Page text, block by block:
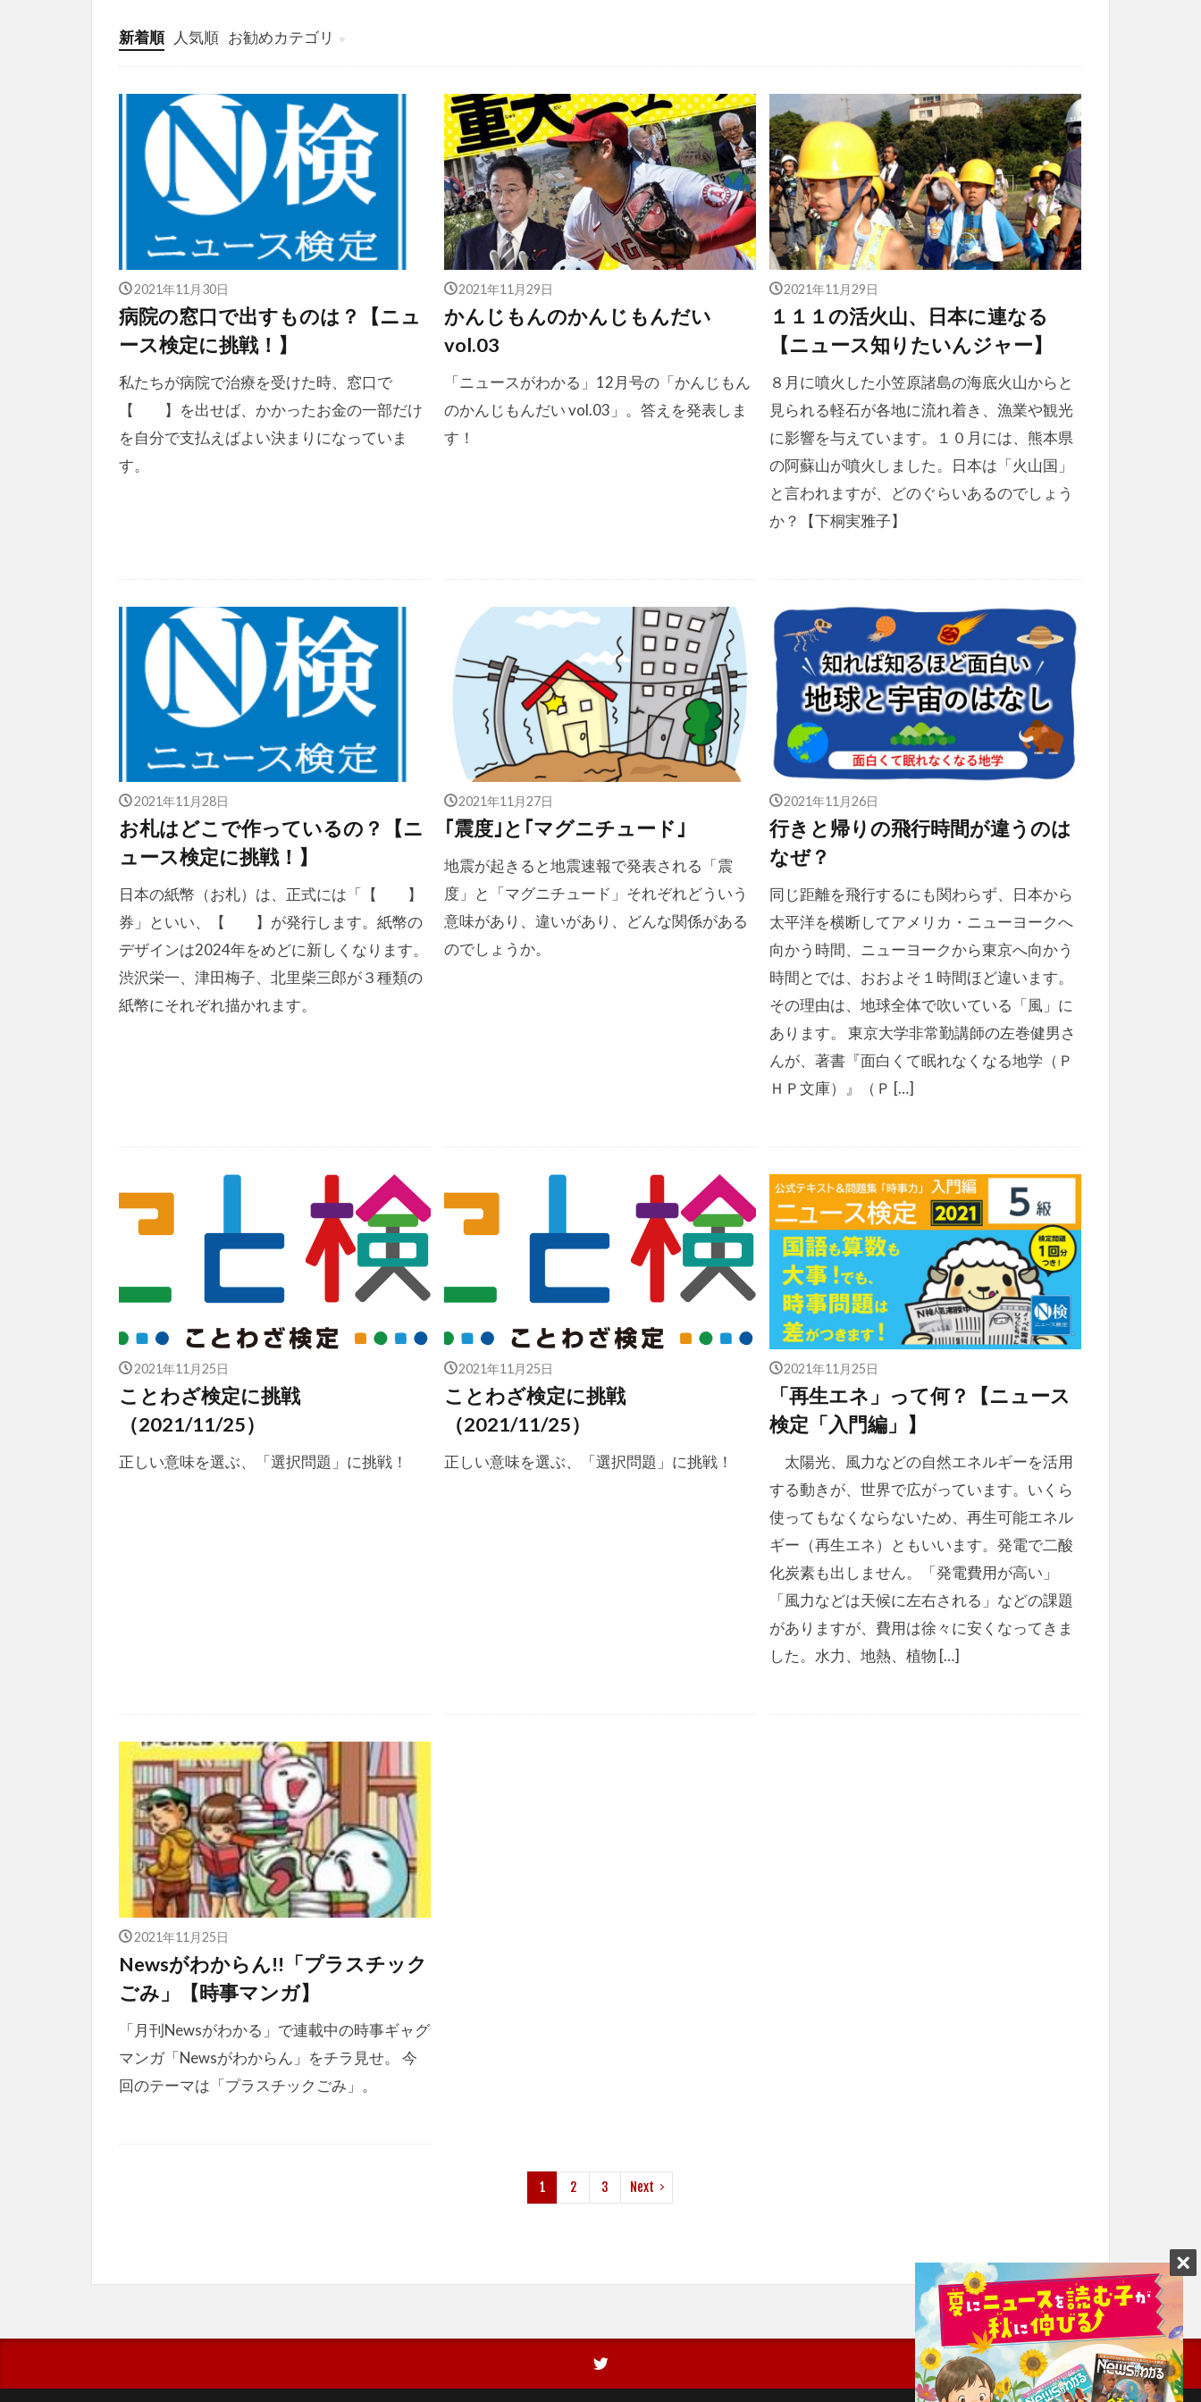
新着順 人気順 お勧めカテゴリ
投稿
学び
マンガ
電子書籍
2021年11月30日
病院の窓口で出すものは？【ニュ
ース検定に挑戦！】
私たちが病院で治療を受けた時、窓口で
【 】を出せば、かかったお金の一部だけ
を自分で支払えばよい決まりになっていま
す。
2021年11月29日
かんじもんのかんじもんだい
vol.03
「ニュースがわかる」12月号の「かんじもん
のかんじもんだい vol.03」。答えを発表しま
す！
2021年11月29日
１１１の活火山、日本に連なる
【ニュース知りたいんジャー】
８月に噴火した小笠原諸島の海底火山からと
見られる軽石が各地に流れ着き、漁業や観光
に影響を与えています。１０月には、熊本県
の阿蘇山が噴火しました。日本は「火山国」
と言われますが、どのぐらいあるのでしょう
か？【下桐実雅子】
2021年11月28日
お札はどこで作っているの？【ニ
ュース検定に挑戦！】
日本の紙幣（お札）は、正式には「【 】
券」といい、【 】が発行します。紙幣の
デザインは2024年をめどに新しくなります。
渋沢栄一、津田梅子、北里柴三郎が３種類の
紙幣にそれぞれ描かれます。
2021年11月27日
｢震度｣と｢マグニチュード｣
地震が起きると地震速報で発表される「震
度」と「マグニチュード」それぞれどういう
意味があり、違いがあり、どんな関係がある
のでしょうか。
2021年11月26日
行きと帰りの飛行時間が違うのは
なぜ？
同じ距離を飛行するにも関わらず、日本から
太平洋を横断してアメリカ・ニューヨークへ
向かう時間、ニューヨークから東京へ向かう
時間とでは、おおよそ１時間ほど違います。
その理由は、地球全体で吹いている「風」に
あります。 東京大学非常勤講師の左巻健男さ
んが、著書『面白くて眠れなくなる地学（Ｐ
ＨＰ文庫）』（Ｐ […]
2021年11月25日
ことわざ検定に挑戦
（2021/11/25）
正しい意味を選ぶ、「選択問題」に挑戦！
2021年11月25日
ことわざ検定に挑戦
（2021/11/25）
正しい意味を選ぶ、「選択問題」に挑戦！
2021年11月25日
「再生エネ」って何？【ニュース
検定「入門編」】
太陽光、風力などの自然エネルギーを活用
する動きが、世界で広がっています。いくら
使ってもなくならないため、再生可能エネル
ギー（再生エネ）ともいいます。発電で二酸
化炭素も出しません。「発電費用が高い」
「風力などは天候に左右される」などの課題
がありますが、費用は徐々に安くなってきま
した。水力、地熱、植物 […]
2021年11月25日
Newsがわからん!!「プラスチック
ごみ」【時事マンガ】
「月刊Newsがわかる」で連載中の時事ギャグ
マンガ「Newsがわからん」をチラ見せ。 今
回のテーマは「プラスチックごみ」。
1 2 3 Next